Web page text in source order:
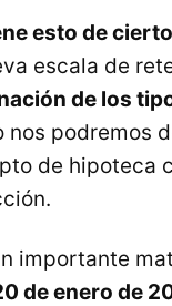
esto de cierto
escala de
de los
nos podremos
de hipoteca
importante
de enero de